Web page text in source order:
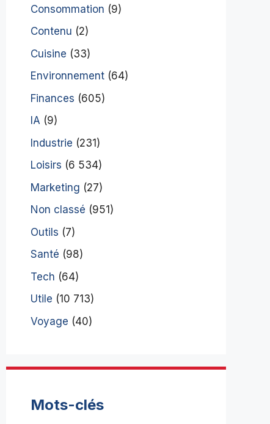
Consommation (9)
Contenu (2)
Cuisine (33)
Environnement (64)
Finances (605)
IA (9)
Industrie (231)
Loisirs (6 534)
Marketing (27)
Non classé (951)
Outils (7)
Santé (98)
Tech (64)
Utile (10 713)
Voyage (40)
Mots-clés